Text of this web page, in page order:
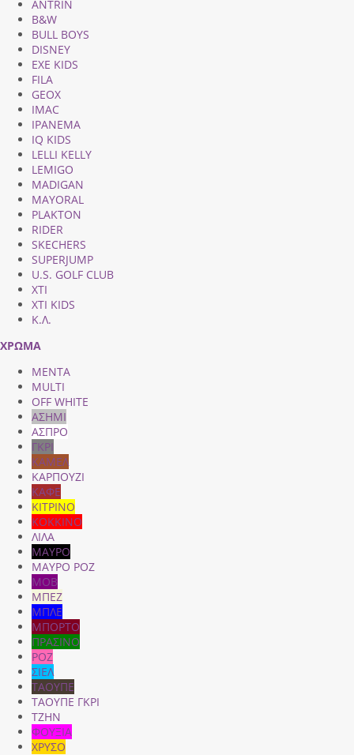
ANTRIN
B&W
BULL BOYS
DISNEY
EXE KIDS
FILA
GEOX
IMAC
IPANEMA
IQ KIDS
LELLI KELLY
LEMIGO
MADIGAN
MAYORAL
PLAKTON
RIDER
SKECHERS
SUPERJUMP
U.S. GOLF CLUB
XTI
XTI KIDS
Κ.Λ.
ΧΡΩΜΑ
MENTA
MULTI
OFF WHITE
ΑΣΗΜΙ
ΑΣΠΡΟ
ΓΚΡΙ
ΚΑΜΕΛ
ΚΑΡΠΟΥΖΙ
ΚΑΦΕ
ΚΙΤΡΙΝΟ
ΚΟΚΚΙΝΟ
ΛΙΛΑ
ΜΑΥΡΟ
ΜΑΥΡΟ ΡΟΖ
ΜΟΒ
ΜΠΕΖ
ΜΠΛΕ
ΜΠΟΡΤΟ
ΠΡΑΣΙΝΟ
ΡΟΖ
ΣΙΕΛ
ΤΑΟΥΠΕ
ΤΑΟΥΠΕ ΓΚΡΙ
ΤΖΗΝ
ΦΟΥΞΙΑ
ΧΡΥΣΟ